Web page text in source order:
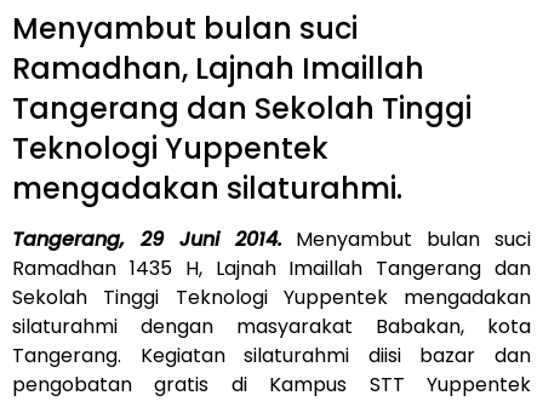
Menyambut bulan suci
Ramadhan, Lajnah Imaillah
Tangerang dan Sekolah Tinggi
Teknologi Yuppentek
mengadakan silaturahmi.
Tangerang, 29 Juni 2014. Menyambut bulan suci
Ramadhan 1435 H, Lajnah Imaillah Tangerang dan
Sekolah Tinggi Teknologi Yuppentek mengadakan
silaturahmi dengan masyarakat Babakan, kota
Tangerang. Kegiatan silaturahmi diisi bazar dan
pengobatan gratis di Kampus STT Yuppentek